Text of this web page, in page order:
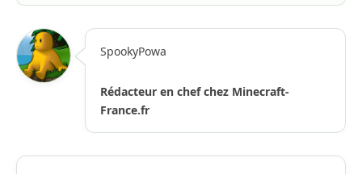
SpookyPowa
Rédacteur en chef chez Minecraft-
France.fr